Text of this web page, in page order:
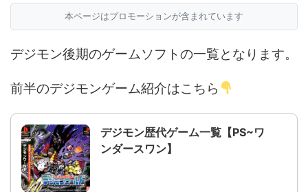
本ページはプロモーションが含まれています
デジモン後期のゲームソフトの一覧となります。
前半のデジモンゲーム紹介はこちら
デジモン歴代ゲーム一覧【PS~ワ
ンダースワン】